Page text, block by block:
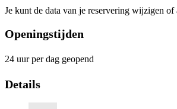
Je kunt de data van je reservering wijzigen
Openingstijden
24 uur per dag geopend
Details